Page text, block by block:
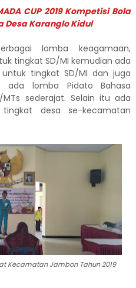
CUP 2019 Kompetisi Bola
Desa Karanglo Kidul
lomba keagamaan,
tingkat SD/MI kemudian ada
tingkat SD/MI dan juga
ada lomba Pidato Bahasa
MTs sederajat. Selain itu ada
desa se-kecamatan
Kecamatan Jambon Tahun 2019